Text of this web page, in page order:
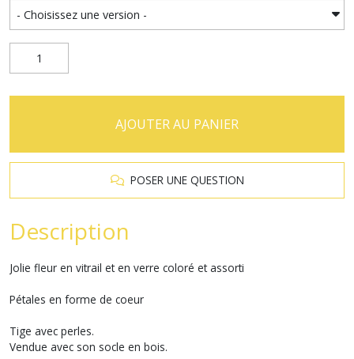
AJOUTER AU PANIER
POSER UNE QUESTION
Description
Jolie fleur en vitrail et en verre coloré et assorti
Pétales en forme de coeur
Tige avec perles.
Vendue avec son socle en bois.